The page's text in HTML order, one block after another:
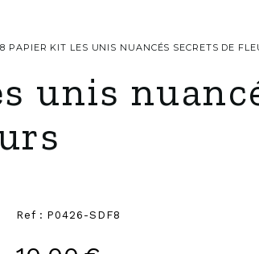
PAPIER KIT LES UNIS NUANCÉS SECRETS DE
unis
Ref : P0426-SDF8